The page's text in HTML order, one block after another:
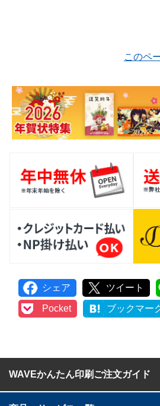
このペ
シェア ツイート
Pocket ブックマー
WAVEかんたん印刷ご注文ガイド